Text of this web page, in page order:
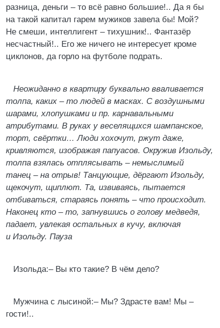
разница, деньги – то всё равно большие!.. Да я бы
на такой капитал гарем мужиков завела бы! Мой?
Не смеши, интеллигент – тихушник!.. Фантазёр
несчастный!.. Его же ничего не интересует кроме
циклонов, да горло на футболе подрать.
Неожиданно в квартиру буквально вваливается
толпа, каких – то людей в масках. С воздушными
шарами, хлопушками и пр. карнавальными
атрибутами. В руках у веселящихся шампанское,
торт, свёртки… Люди хохочут, ржут даже,
кривляются, изображая папуасов. Окружив Изольду,
толпа взялась отплясывать – немыслимый
танец – на отрыв! Танцующие, дёргают Изольду,
щекочут, щиплют. Та, извиваясь, пытается
отбиваться, стараясь понять – что происходит.
Наконец кто – то, запнувшись о голову медведя,
падает, увлекая остальных в кучу, включая
и Изольду. Пауза
Изольда:– Вы кто такие? В чём дело?
Мужчина с лысиной:– Мы? Здрасте вам! Мы –
гости!..